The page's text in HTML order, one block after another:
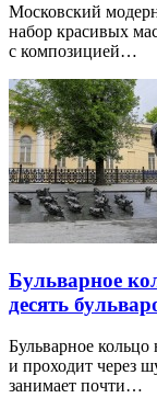
Московский
набор красивых
с композицией…
Бульварное
десять
Бульварное
и проходит через
занимает почти…